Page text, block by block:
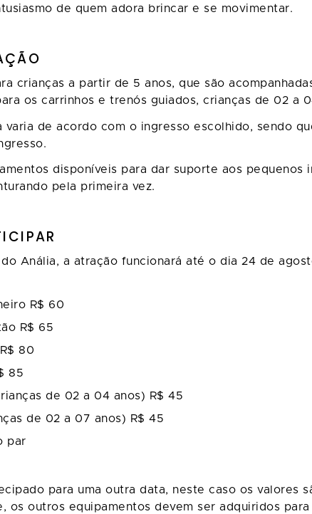
de quem adora brincar e se movimentar.
crianças a partir de 5 anos, que são
os carrinhos e trenós guiados, crianças de 02 a
de acordo com o ingresso escolhido, sendo
disponíveis para dar suporte aos
pela primeira vez.
Anália, a atração funcionará até o dia 24 de
R$ 60
R$ 65
80
85
de 02 a 04 anos) R$ 45
de 02 a 07 anos) R$ 45
par
para uma outra data, neste caso os valores
os outros equipamentos devem ser adquiridos para